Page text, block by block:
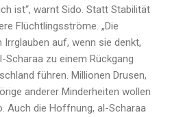
ist“, warnt Sido. Statt Stabilität
Flüchtlingsströme. „Die
auf, wenn sie denkt,
zu einem Rückgang
führen. Millionen Drusen,
anderer Minderheiten wollen
Auch die Hoffnung, al-Scharaa